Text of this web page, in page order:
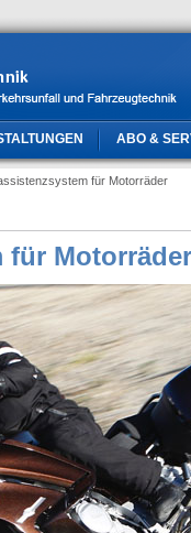
ABO &
für Motorräder
für Motorräder